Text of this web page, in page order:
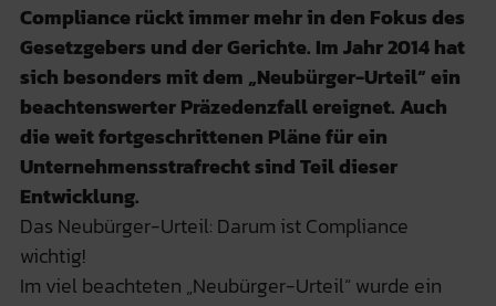
Compliance rückt immer mehr in den Fokus des
Gesetzgebers und der Gerichte. Im Jahr 2014 hat
sich besonders mit dem „Neubürger-Urteil“ ein
beachtenswerter Präzedenzfall ereignet. Auch
die weit fortgeschrittenen Pläne für ein
Unternehmensstrafrecht sind Teil dieser
Entwicklung.
Das Neubürger-Urteil: Darum ist Compliance
wichtig!
Im viel beachteten „Neubürger-Urteil“ wurde ein